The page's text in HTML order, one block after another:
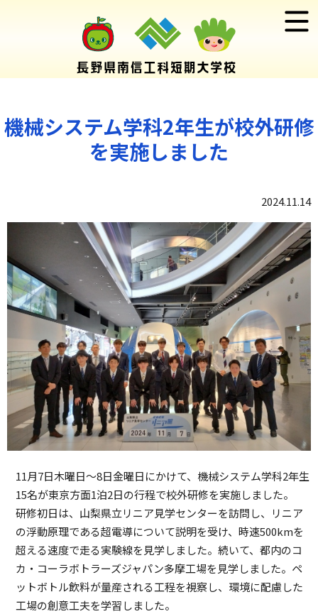
機械システム学科2年生が校外研修
を実施しました
2024.11.14
11月7日木曜日～8日金曜日にかけて、機械システム学科2年生
15名が東京方面1泊2日の行程で校外研修を実施しました。
研修初日は、山梨県立リニア見学センターを訪問し、リニア
の浮動原理である超電導について説明を受け、時速500kmを
超える速度で走る実験線を見学しました。続いて、都内のコ
カ・コーラボトラーズジャパン多摩工場を見学しました。ペ
ットボトル飲料が量産される工程を視察し、環境に配慮した
工場の創意工夫を学習しました。